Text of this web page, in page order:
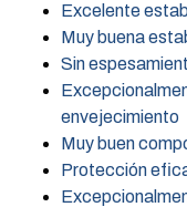
Excelente
Muy buena
Sin
envejecimiento
Muy buen
Protección